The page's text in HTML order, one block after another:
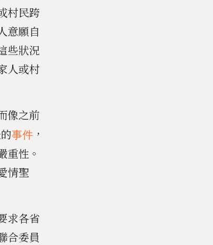
村民跨
意願自
些狀況
人或村
像之前
事件 ，
重性。
情聖
求各省
合委員